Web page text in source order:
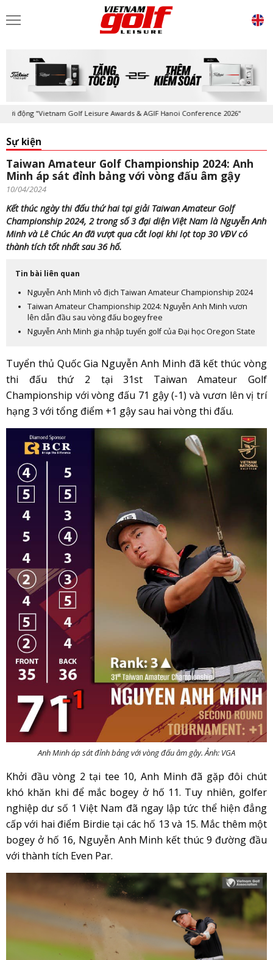
"Vietnam Golf Leisure Awards & AGIF Hanoi Conference 2026"
Sự kiện
Taiwan Amateur Golf Championship 2024: Anh
Minh áp sát đỉnh bảng với vòng đấu âm gậy
10/04/2024
Kết thúc ngày thi đấu thứ hai tại giải Taiwan Amateur Golf
Championship 2024, 2 trong số 3 đại diện Việt Nam là Nguyễn Anh
Minh và Lê Chúc An đã vượt qua cắt loại khi lọt top 30 VĐV có
thành tích tốt nhất sau 36 hố.
Tin bài liên quan
Nguyễn Anh Minh vô địch Taiwan Amateur Championship 2024
Taiwan Amateur Championship 2024: Nguyễn Anh Minh vươn
lên dẫn đầu sau vòng đấu bogey free
Nguyễn Anh Minh gia nhập tuyển golf của Đại học Oregon State
Tuyển thủ Quốc Gia Nguyễn Anh Minh đã kết thúc vòng
thi đấu thứ 2 tại 31st Taiwan Amateur Golf
Championship với vòng đấu 71 gậy (-1) và vươn lên vị trí
hạng 3 với tổng điểm +1 gậy sau hai vòng thi đấu.
Anh Minh áp sát đỉnh bảng với vòng đấu âm gậy. Ảnh: VGA
Khởi đầu vòng 2 tại tee 10, Anh Minh đã gặp đôi chút
khó khăn khi để mắc bogey ở hố 11. Tuy nhiên, golfer
nghiệp dư số 1 Việt Nam đã ngay lập tức thể hiện đẳng
cấp với hai điểm Birdie tại các hố 13 và 15. Mắc thêm một
bogey ở hố 16, Nguyễn Anh Minh kết thúc 9 đường đầu
với thành tích Even Par.